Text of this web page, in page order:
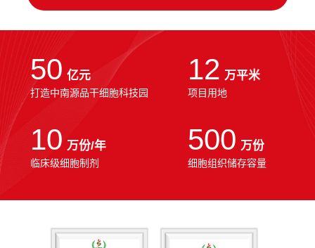
50 亿元
打造中南源品干细胞科技园
12 万平米
项目用地
10 万份/年
临床级细胞制剂
500 万份
细胞组织储存容量